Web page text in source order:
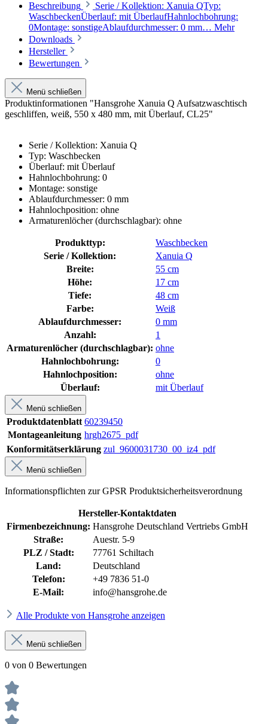
Beschreibung
Serie / Kollektion: Xanuia QTyp:
WaschbeckenÜberlauf: mit ÜberlaufHahnlochbohrung:
0Montage: sonstigeAblaufdurchmesser: 0 mm… Mehr
Downloads
Hersteller
Bewertungen
Menü schließen
Produktinformationen "Hansgrohe Xanuia Q Aufsatzwaschtisch
geschliffen, weiß, 550 x 480 mm, mit Überlauf, CL25"
Serie / Kollektion: Xanuia Q
Typ: Waschbecken
Überlauf: mit Überlauf
Hahnlochbohrung: 0
Montage: sonstige
Ablaufdurchmesser: 0 mm
Hahnlochposition: ohne
Armaturenlöcher (durchschlagbar): ohne
Produkttyp:
Waschbecken
Serie / Kollektion:
Xanuia Q
Breite:
55 cm
Höhe:
17 cm
Tiefe:
48 cm
Farbe:
Weiß
Ablaufdurchmesser:
0 mm
Anzahl:
1
Armaturenlöcher (durchschlagbar): ohne
Hahnlochbohrung:
0
Hahnlochposition:
ohne
Überlauf:
mit Überlauf
Menü schließen
Produktdatenblatt 60239450
Montageanleitung hrgh2675_pdf
Konformitätserklärung zul_9600031730_00_iz4_pdf
Menü schließen
Informationspflichten zur GPSR Produktsicherheitsverordnung
Hersteller-Kontaktdaten
Firmenbezeichnung: Hansgrohe Deutschland Vertriebs GmbH
Straße:
Auestr. 5-9
PLZ / Stadt:
77761 Schiltach
Land:
Deutschland
Telefon:
+49 7836 51-0
E-Mail:
info@hansgrohe.de
Alle Produkte von Hansgrohe anzeigen
Menü schließen
0 von 0 Bewertungen